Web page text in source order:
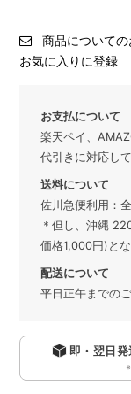
商品について
お気に入りに登録
お支払について
楽天ペイ、
代引きに対応して
送料について
佐川急便利用：
＊但し、沖縄
価格1,000円)とな
配送について
平日正午までの
即・翌日発